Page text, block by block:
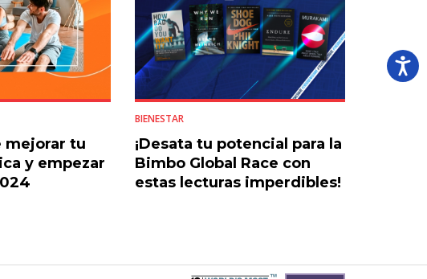
mejorar tu
y empezar
BIENESTAR
¡Desata tu potencial para la
Bimbo Global Race con
estas lecturas imperdibles!